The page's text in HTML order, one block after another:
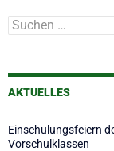
Suchen
nach:
AKTUELLES
Einschulungsfeiern
Vorschulklassen